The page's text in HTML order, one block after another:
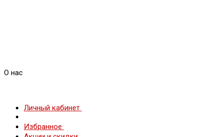
О нас
Личный кабинет
Избранное